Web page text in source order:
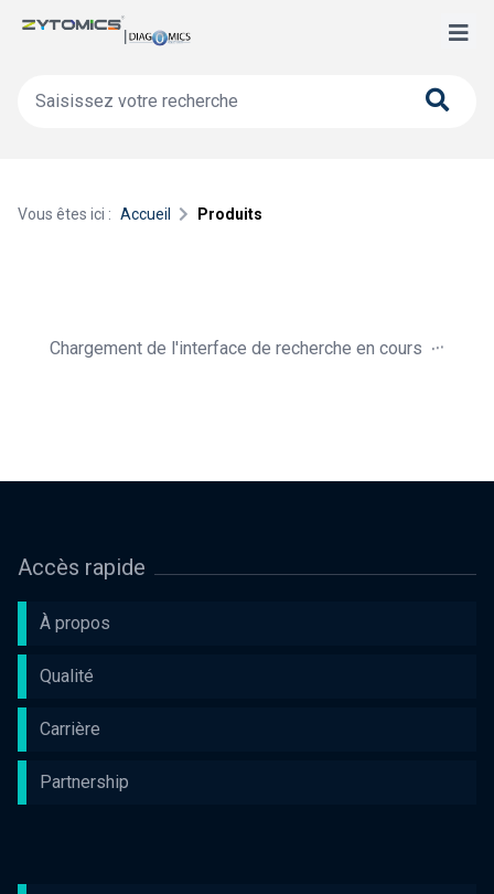
Vous êtes ici : Accueil Produits
Chargement de l'interface de recherche en cours ...
Accès rapide
À propos
Qualité
Carrière
Partnership